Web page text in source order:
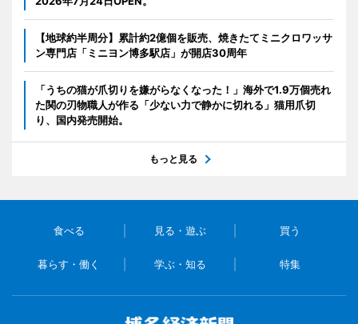
【地球約半周分】累計約2億個を販売、焼きたてミニクロワッサ
ン専門店「ミニヨン博多駅店」が開店30周年
「うちの猫が爪切りを嫌がらなくなった！」海外で1.9万個売れ
た関の刃物職人が作る「少ない力で静かに切れる」猫用爪切
り、国内発売開始。
もっと見る
食べる 見る・遊ぶ 買う
暮らす・働く 学ぶ・知る 特集